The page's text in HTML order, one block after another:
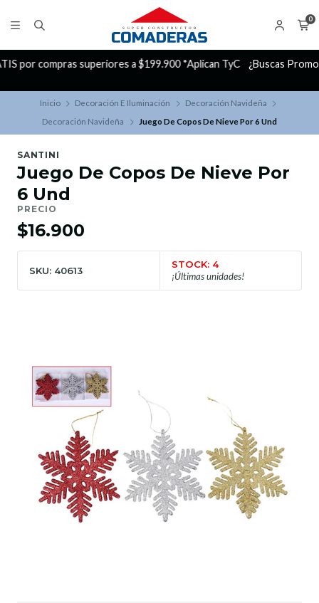
0
¿Buscas Promociones? ¡Aprovecha nuestros Descuentazos!
Inicio Decoración E Iluminación
Decoración Navideña
Decoración Navideña
Juego De Copos De Nieve Por 6 Und
SANTINI
Juego De Copos De Nieve Por
6 Und
PRECIO
$16.900
SKU: 40613
STOCK: 4
¡Últimas unidades!